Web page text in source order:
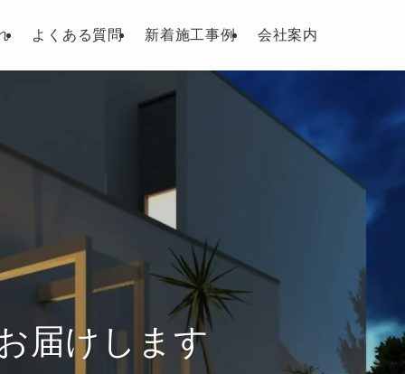
よくある質問 新着施工事例 会社案内
届けします